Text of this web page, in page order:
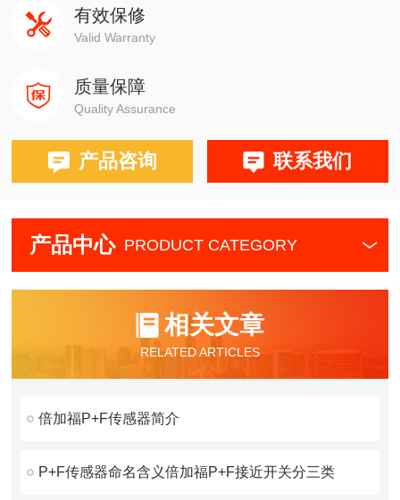
有效保修
Valid Warranty
质量保障
Quality Assurance
产品咨询 联系我们
产品中心 PRODUCT CATEGORY
相关文章
RELATED ARTICLES
倍加福P+F传感器简介
P+F传感器命名含义倍加福P+F接近开关分三类